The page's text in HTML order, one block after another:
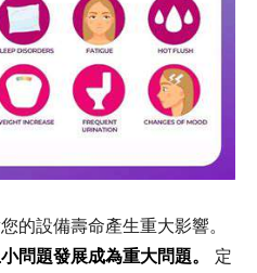
的設備壽命產生重大影響。
問題發展成為重大問題。
定